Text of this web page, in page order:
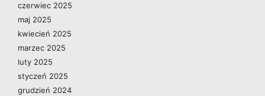
czerwiec 2025
maj 2025
kwiecień 2025
marzec 2025
luty 2025
styczeń 2025
grudzień 2024